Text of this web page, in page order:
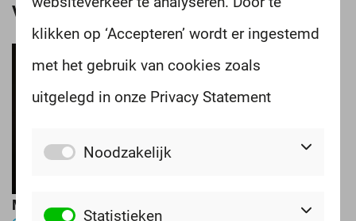
Vragen? Neem gerust contact op
Martijn Kesimaat
klikken op ‘Accepteren’ wordt er ingestemd
met het gebruik van cookies zoals
uitgelegd in onze Privacy Statement
Noodzakelijk
Statistieken